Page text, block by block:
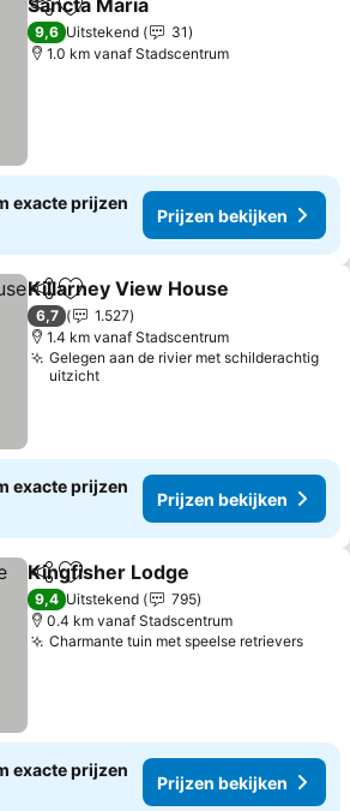
DelenToevoegen aan favorieten
Sancta Maria
9,6 Uitstekend
31
1.0 km vanaf Stadscentrum
exacte prijzen
Prijzen bekijken
DelenToevoegen aan favorieten
Killarney View House
6,7
1.527
1.4 km vanaf Stadscentrum
Gelegen aan de rivier met schilderachtig
uitzicht
exacte prijzen
Prijzen bekijken
DelenToevoegen aan favorieten
Kingfisher Lodge
9,4 Uitstekend
795
0.4 km vanaf Stadscentrum
Charmante tuin met speelse retrievers
exacte prijzen
Prijzen bekijken